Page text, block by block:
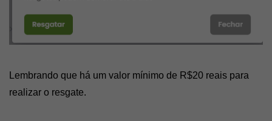
Lembrando que há um valor mínimo de R$20 reais para
realizar o resgate.